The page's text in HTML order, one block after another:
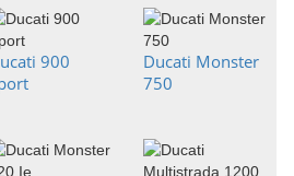
900
Ducati Monster
750